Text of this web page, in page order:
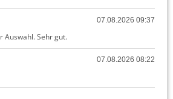
07.08.2026 09:37
Auswahl. Sehr gut.
07.08.2026 08:22